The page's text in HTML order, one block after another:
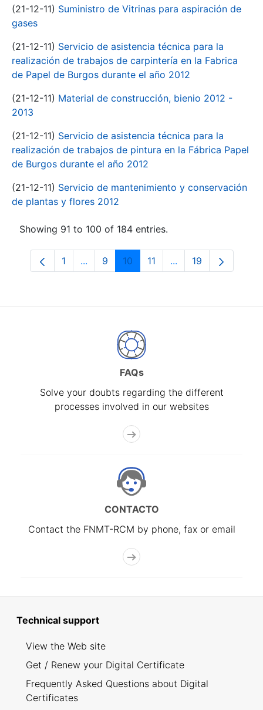
(21-12-11) Suministro de Vitrinas para aspiración de
gases
(21-12-11) Servicio de asistencia técnica para la
realización de trabajos de carpintería en la Fabrica
de Papel de Burgos durante el año 2012
(21-12-11) Material de construcción, bienio 2012 -
2013
(21-12-11) Servicio de asistencia técnica para la
realización de trabajos de pintura en la Fábrica Papel
de Burgos durante el año 2012
(21-12-11) Servicio de mantenimiento y conservación
de plantas y flores 2012
Showing 91 to 100 of 184 entries.
Page
1 ...Intermediate Pages Use TAB to
Page
9 Page
10 Page
11 ...Intermediate Pages
Page
19
FAQs
Solve your doubts regarding the different
processes involved in our websites
CONTACTO
Contact the FNMT-RCM by phone, fax or email
Technical support
View the Web site
Get / Renew your Digital Certificate
Frequently Asked Questions about Digital
Certificates